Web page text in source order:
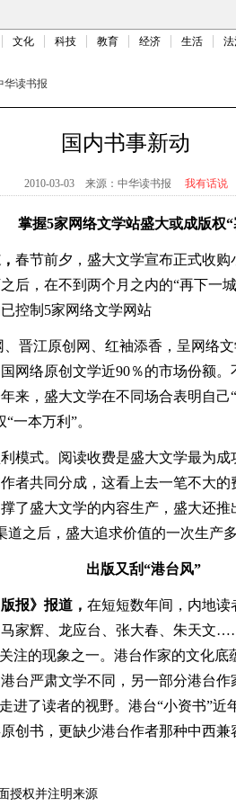
文化 科技 教育 经济 生活
华读书报
国内书事新动
2010-03-03 来源：中华读书报 我有话说
掌握5家网络文学站盛大或成版权“
春节前夕，盛大文学宣布正式收
后，在不到两个月之内的“再下一
控制5家网络文学网站
、晋江原创网、红袖添香，呈网络
网络原创文学近90％的市场份额
来，盛大文学在不同场合表明自己
一本万利”。
模式。阅读收费是盛大文学最为
者共同分成，这看上去一笔不大
了盛大文学的内容生产，盛大还
道之后，盛大追求价值的一次生产
出版又刮“港台风”
报》报道， 在短短数年间，内地
马家辉、龙应台、张大春、朱天文
注的现象之一。港台作家的文化
台严肃文学不同，另一部分港台
进了读者的视野。港台“小资书”近
创书，更缺少港台作者那种中西
授权并注明来源